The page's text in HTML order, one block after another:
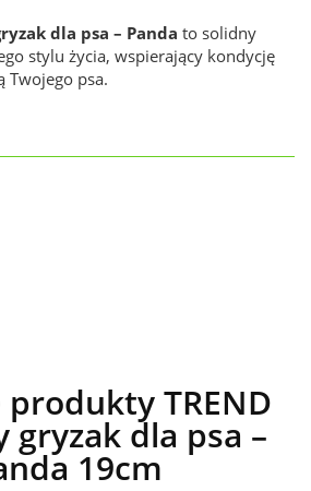
dla psa – Panda to solidny
stylu życia, wspierający kondycję
Twojego psa.
TREND
gryzak dla psa –
19cm